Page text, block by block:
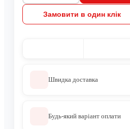
Замовити в один клік
Швидка доставка
Будь-який варіант оплати